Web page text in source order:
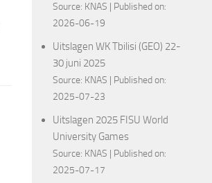
Source: KNAS
Published on:
2026-06-19
Uitslagen WK Tbilisi (GEO) 22-
30 juni 2025
Source: KNAS
Published on:
2025-07-23
Uitslagen 2025 FISU World
University Games
Source: KNAS
Published on:
2025-07-17